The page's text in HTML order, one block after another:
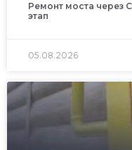
Ремонт моста через
этап
05.08.2026